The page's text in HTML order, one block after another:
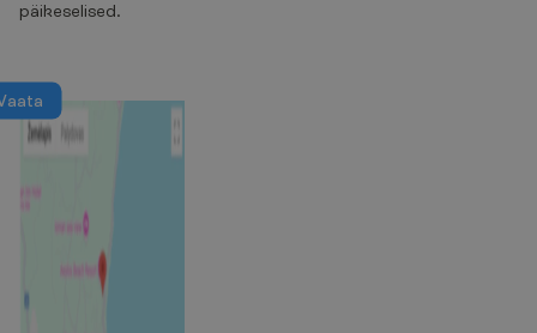
päikeselised.
aata